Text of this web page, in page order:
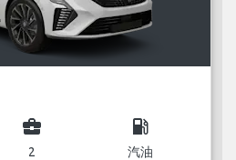
business_center
2
local_gas_station
汽油